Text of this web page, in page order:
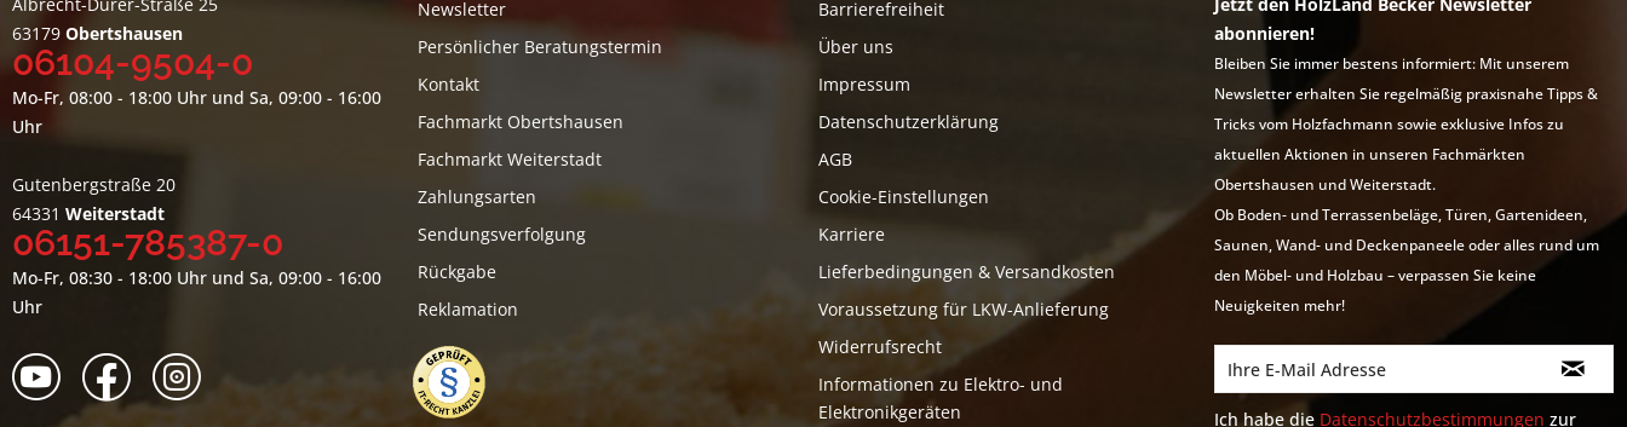
63179 Obertshausen
06104-9504-0
Mo-Fr, 08:00 - 18:00 Uhr und Sa, 09:00 - 16:00
Uhr
Gutenbergstraße 20
64331 Weiterstadt
06151-785387-0
Mo-Fr, 08:30 - 18:00 Uhr und Sa, 09:00 - 16:00
Uhr
Newsletter
Persönlicher Beratungstermin
Kontakt
Fachmarkt Obertshausen
Fachmarkt Weiterstadt
Zahlungsarten
Sendungsverfolgung
Rückgabe
Reklamation
Barrierefreiheit
Über uns
Impressum
Datenschutzerklärung
AGB
Cookie-Einstellungen
Karriere
Lieferbedingungen & Versandkosten
Voraussetzung für LKW-Anlieferung
Widerrufsrecht
Informationen zu Elektro- und
Elektronikgeräten
abonnieren!
Bleiben Sie immer bestens informiert: Mit unserem
Newsletter erhalten Sie regelmäßig praxisnahe Tipps &
Tricks vom Holzfachmann sowie exklusive Infos zu
aktuellen Aktionen in unseren Fachmärkten
Obertshausen und Weiterstadt.
Ob Boden- und Terrassenbeläge, Türen, Gartenideen,
Saunen, Wand- und Deckenpaneele oder alles rund um
den Möbel- und Holzbau – verpassen Sie keine
Neuigkeiten mehr!
Ich habe die Datenschutzbestimmungen zur